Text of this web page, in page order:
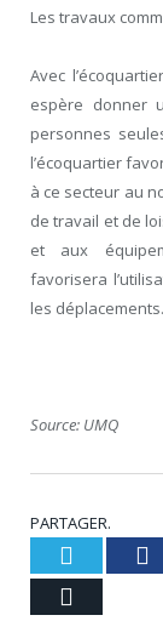
Les travaux
Avec
espère donner
personnes
l’écoquartier
à ce secteur au
de travail et de
et aux
favorisera
les déplacements.
Source: UMQ
PARTAGER.
Twitter